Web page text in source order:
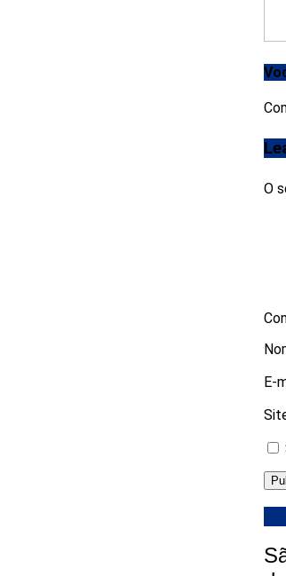
O
E-